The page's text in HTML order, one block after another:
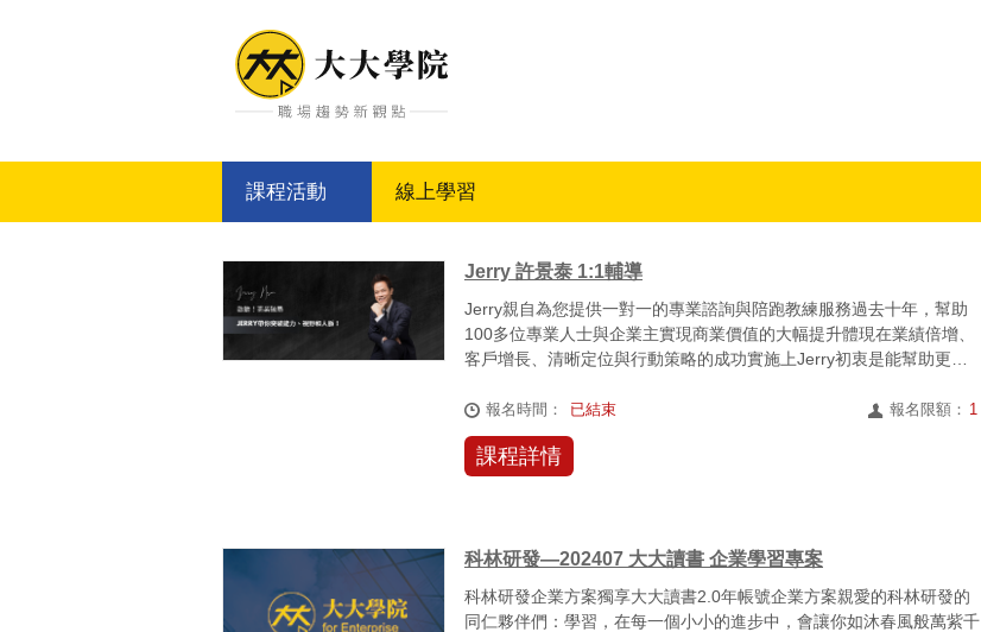
課程活動 線上學習
Jerry 許景泰 1:1輔導
Jerry親自為您提供一對一的專業諮詢與陪跑教練服務過去十年，幫助
100多位專業人士與企業主實現商業價值的大幅提升體現在業績倍增、
客戶增長、清晰定位與行動策略的成功實施上Jerry初衷是能幫助更多
報名時間： 已結束 報名限額： 1
課程詳情
科林研發—202407 大大讀書 企業學習專案
科林研發企業方案獨享大大讀書2.0年帳號企業方案親愛的科林研發的
同仁夥伴們：學習，在每一個小小的進步中，會讓你如沐春風般萬紫千